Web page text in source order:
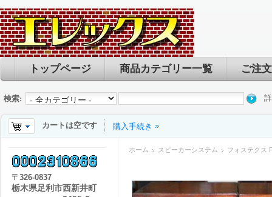
トップページ 商品カテゴリー一覧 ご注
検索:
カートは空です 購入手続き
ホーム スピーカーシステム フォステクス
〒 326-0837
栃木県足利市西新井町